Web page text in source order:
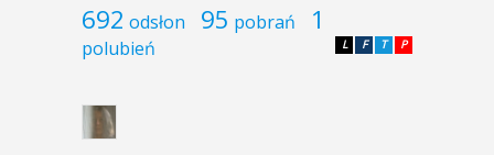
692 odsłon 95 pobrań 1
polubień P
T
F
L